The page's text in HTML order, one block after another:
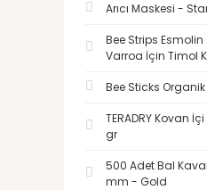
Arıcı Maskesi -
Bee Strips Esmolin
Varroa İçin Timol
Bee Sticks
TERADRY Kovan
gr
500 Adet Bal
mm - Gold